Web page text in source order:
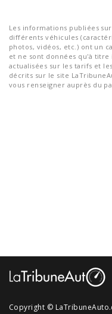
Les informations publiées
différents véhicules
photos, vidéos, etc.) ont un
et ne sont données qu'à
actualisées sur les tarifs et
décrits sur le site
vous renseigner auprès du
Copyright ©